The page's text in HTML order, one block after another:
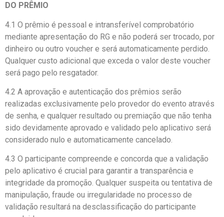
DO PRÊMIO
4.1 O prêmio é pessoal e intransferível comprobatório
mediante apresentação do RG e não poderá ser trocado, por
dinheiro ou outro voucher e será automaticamente perdido.
Qualquer custo adicional que exceda o valor deste voucher
será pago pelo resgatador.
4.2 A aprovação e autenticação dos prêmios serão
realizadas exclusivamente pelo provedor do evento através
de senha, e qualquer resultado ou premiação que não tenha
sido devidamente aprovado e validado pelo aplicativo será
considerado nulo e automaticamente cancelado.
4.3 O participante compreende e concorda que a validação
pelo aplicativo é crucial para garantir a transparência e
integridade da promoção. Qualquer suspeita ou tentativa de
manipulação, fraude ou irregularidade no processo de
validação resultará na desclassificação do participante